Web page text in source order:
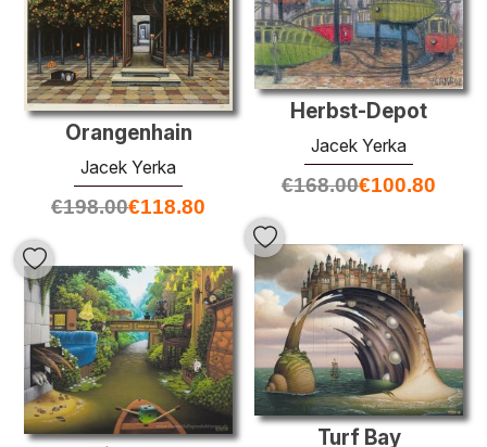
Orangenhain
Jacek Yerka
€198.00€118.80
Herbst-Depot
Jacek Yerka
€168.00€100.80
Turf Bay